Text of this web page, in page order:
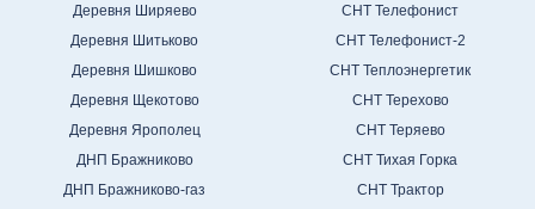
Деревня Ширяево
Деревня Шитьково
Деревня Шишково
Деревня Щекотово
Деревня Ярополец
ДНП Бражниково
ДНП Бражниково-газ
СНТ Телефонист
СНТ Телефонист-2
СНТ Теплоэнергетик
СНТ Терехово
СНТ Теряево
СНТ Тихая Горка
СНТ Трактор